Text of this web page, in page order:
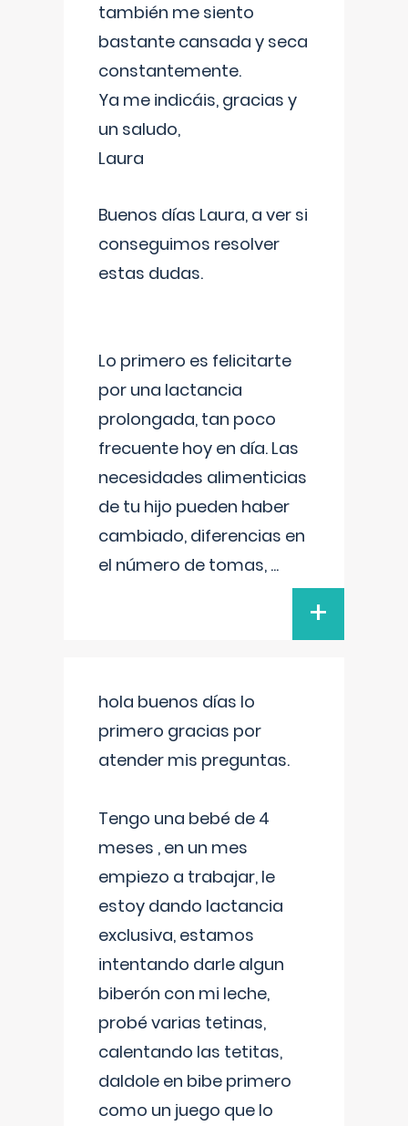
también me siento
bastante cansada y seca
constantemente.
Ya me indicáis, gracias y
un saludo,
Laura
Buenos días Laura, a ver si
conseguimos resolver
estas dudas.
Lo primero es felicitarte
por una lactancia
prolongada, tan poco
frecuente hoy en día. Las
necesidades alimenticias
de tu hijo pueden haber
cambiado, diferencias en
el número de tomas, ...
+
hola buenos días lo
primero gracias por
atender mis preguntas.
Tengo una bebé de 4
meses , en un mes
empiezo a trabajar, le
estoy dando lactancia
exclusiva, estamos
intentando darle algun
biberón con mi leche,
probé varias tetinas,
calentando las tetitas,
daldole en bibe primero
como un juego que lo